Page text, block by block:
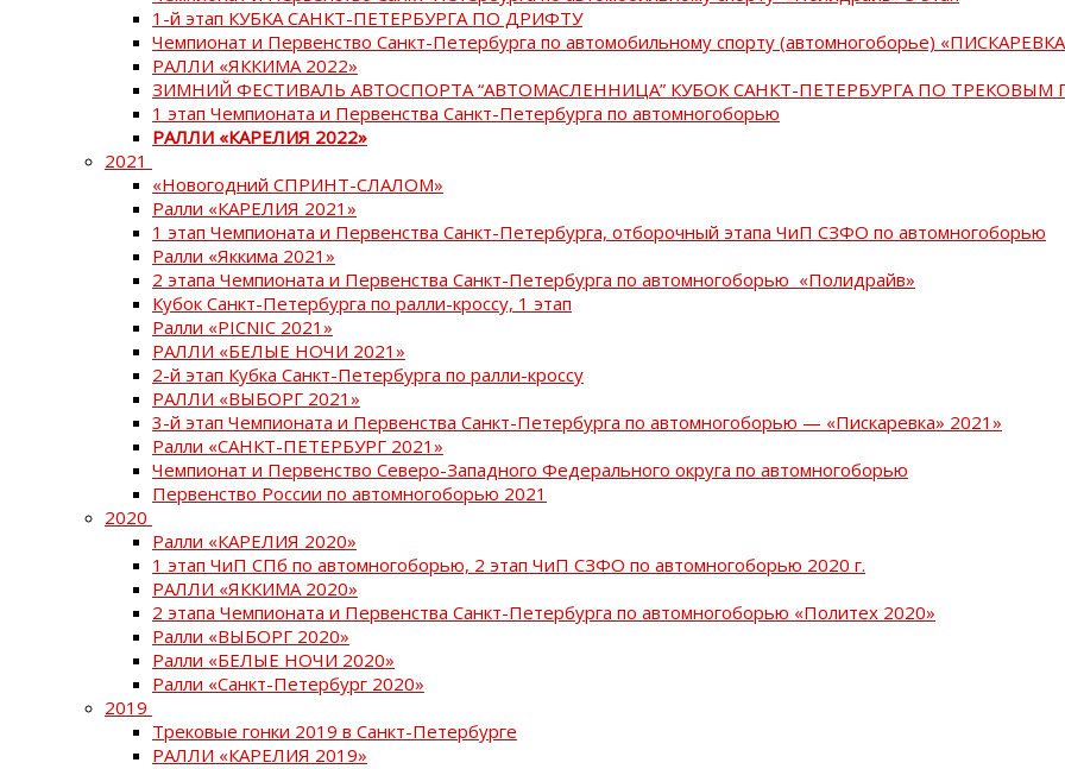
1-й этап КУБКА САНКТ-ПЕТЕРБУРГА ПО ДРИФТУ
Чемпионат и Первенство Санкт-Петербурга по автомобильному спорту (автомногоборье)
РАЛЛИ «ЯККИМА 2022»
ЗИМНИЙ ФЕСТИВАЛЬ АВТОСПОРТА “АВТОМАСЛЕННИЦА” КУБОК САНКТ-ПЕТЕРБУРГА ПО ТРЕКОВЫМ
1 этап Чемпионата и Первенства Санкт-Петербурга по автомногоборью
РАЛЛИ «КАРЕЛИЯ 2022»
2021
«Новогодний СПРИНТ-СЛАЛОМ»
Ралли «КАРЕЛИЯ 2021»
1 этап Чемпионата и Первенства Санкт-Петербурга, отборочный этапа ЧиП СЗФО по автомногоборью
Ралли «Яккима 2021»
2 этапа Чемпионата и Первенства Санкт-Петербурга по автомногоборью «Полидрайв»
Кубок Санкт-Петербурга по ралли-кроссу, 1 этап
Ралли «PICNIC 2021»
РАЛЛИ «БЕЛЫЕ НОЧИ 2021»
2-й этап Кубка Санкт-Петербурга по ралли-кроссу
РАЛЛИ «ВЫБОРГ 2021»
3-й этап Чемпионата и Первенства Санкт-Петербурга по автомногоборью — «Пискаревка» 2021»
Ралли «САНКТ-ПЕТЕРБУРГ 2021»
Чемпионат и Первенство Северо-Западного Федерального округа по автомногоборью
Первенство России по автомногоборью 2021
2020
Ралли «КАРЕЛИЯ 2020»
1 этап ЧиП СПб по автомногоборью, 2 этап ЧиП СЗФО по автомногоборью 2020 г.
РАЛЛИ «ЯККИМА 2020»
2 этапа Чемпионата и Первенства Санкт-Петербурга по автомногоборью «Политех 2020»
Ралли «ВЫБОРГ 2020»
Ралли «БЕЛЫЕ НОЧИ 2020»
Ралли «Санкт-Петербург 2020»
2019
Трековые гонки 2019 в Санкт-Петербурге
РАЛЛИ «КАРЕЛИЯ 2019»